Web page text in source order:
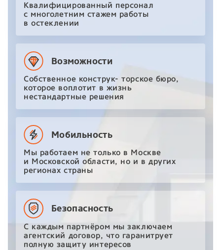
Квалифицированный персонал
с многолетним стажем работы
в остеклении
Возможности
Собственное конструк- торское бюро,
которое воплотит в жизнь
нестандартные решения
Мобильность
Мы работаем не только в Москве
и Московской области, но и в других
регионах страны
Безопасность
С каждым партнёром мы заключаем
агентский договор, что гаранитрует
полную защиту интересов